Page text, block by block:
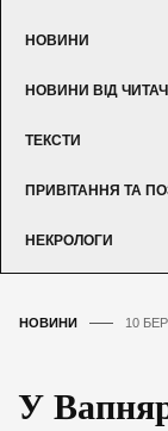
НОВИНИ
НОВИНИ ВІД
ТЕКСТИ
ПРИВІТАННЯ ТА
НЕКРОЛОГИ
НОВИНИ 10
У